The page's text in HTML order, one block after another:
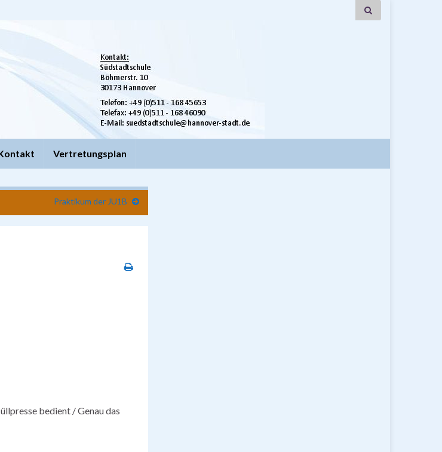
Vertretungsplan
Praktikum der JU1B
bedient / Genau das